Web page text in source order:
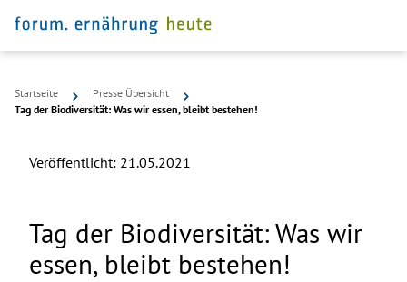
Startseite
Presse Übersicht
Tag der Biodiversität: Was wir essen, bleibt bestehen!
Veröffentlicht: 21.05.2021
Tag der Biodiversität: Was wir
essen, bleibt bestehen!